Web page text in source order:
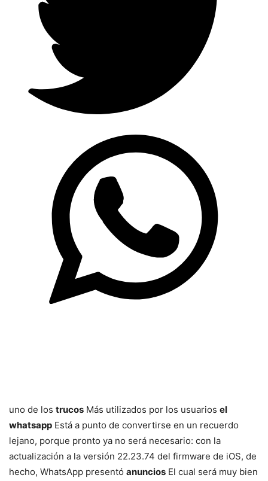
uno de los trucos Más utilizados por los usuarios el
whatsapp Está a punto de convertirse en un recuerdo
lejano, porque pronto ya no será necesario: con la
actualización a la versión 22.23.74 del firmware de iOS, de
hecho, WhatsApp presentó anuncios El cual será muy bien